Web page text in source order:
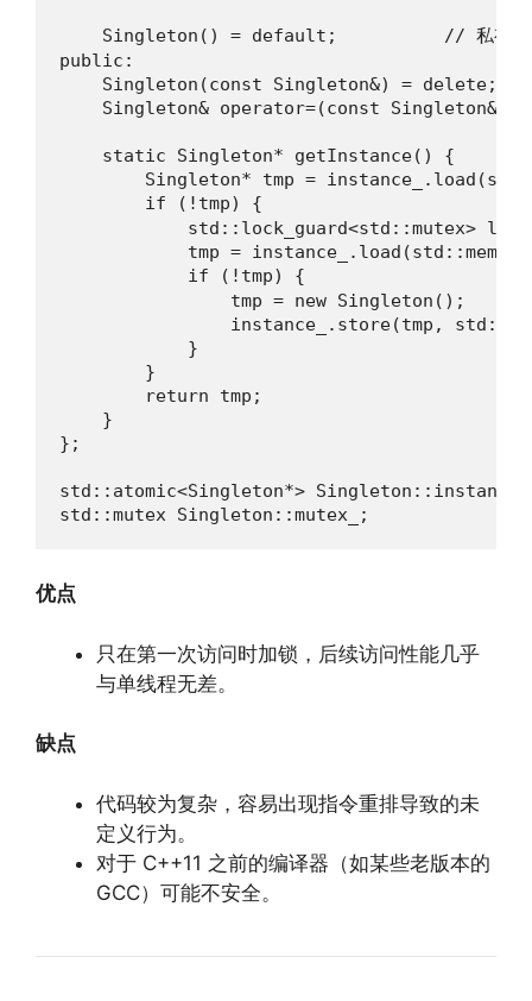
Singleton() = default;          // 私有构
public:
    Singleton(const Singleton&) = delete;
Singleton& operator=(const Singleton&)
    static Singleton* getInstance() {
Singleton* tmp =
if (!tmp) {
std::lock_guard<std::mutex>
tmp =
if (!tmp) {
                tmp = new Singleton();
instance_.store(tmp,
            }
        }
        return tmp;
    }
};
std::atomic<Singleton*>
std::mutex Singleton::mutex_;
优点
只在第一次访问时加锁，后续访问性能几乎
与单线程无差。
缺点
代码较为复杂，容易出现指令重排导致的未
定义行为。
对于 C++11 之前的编译器（如某些老版本的
GCC）可能不安全。